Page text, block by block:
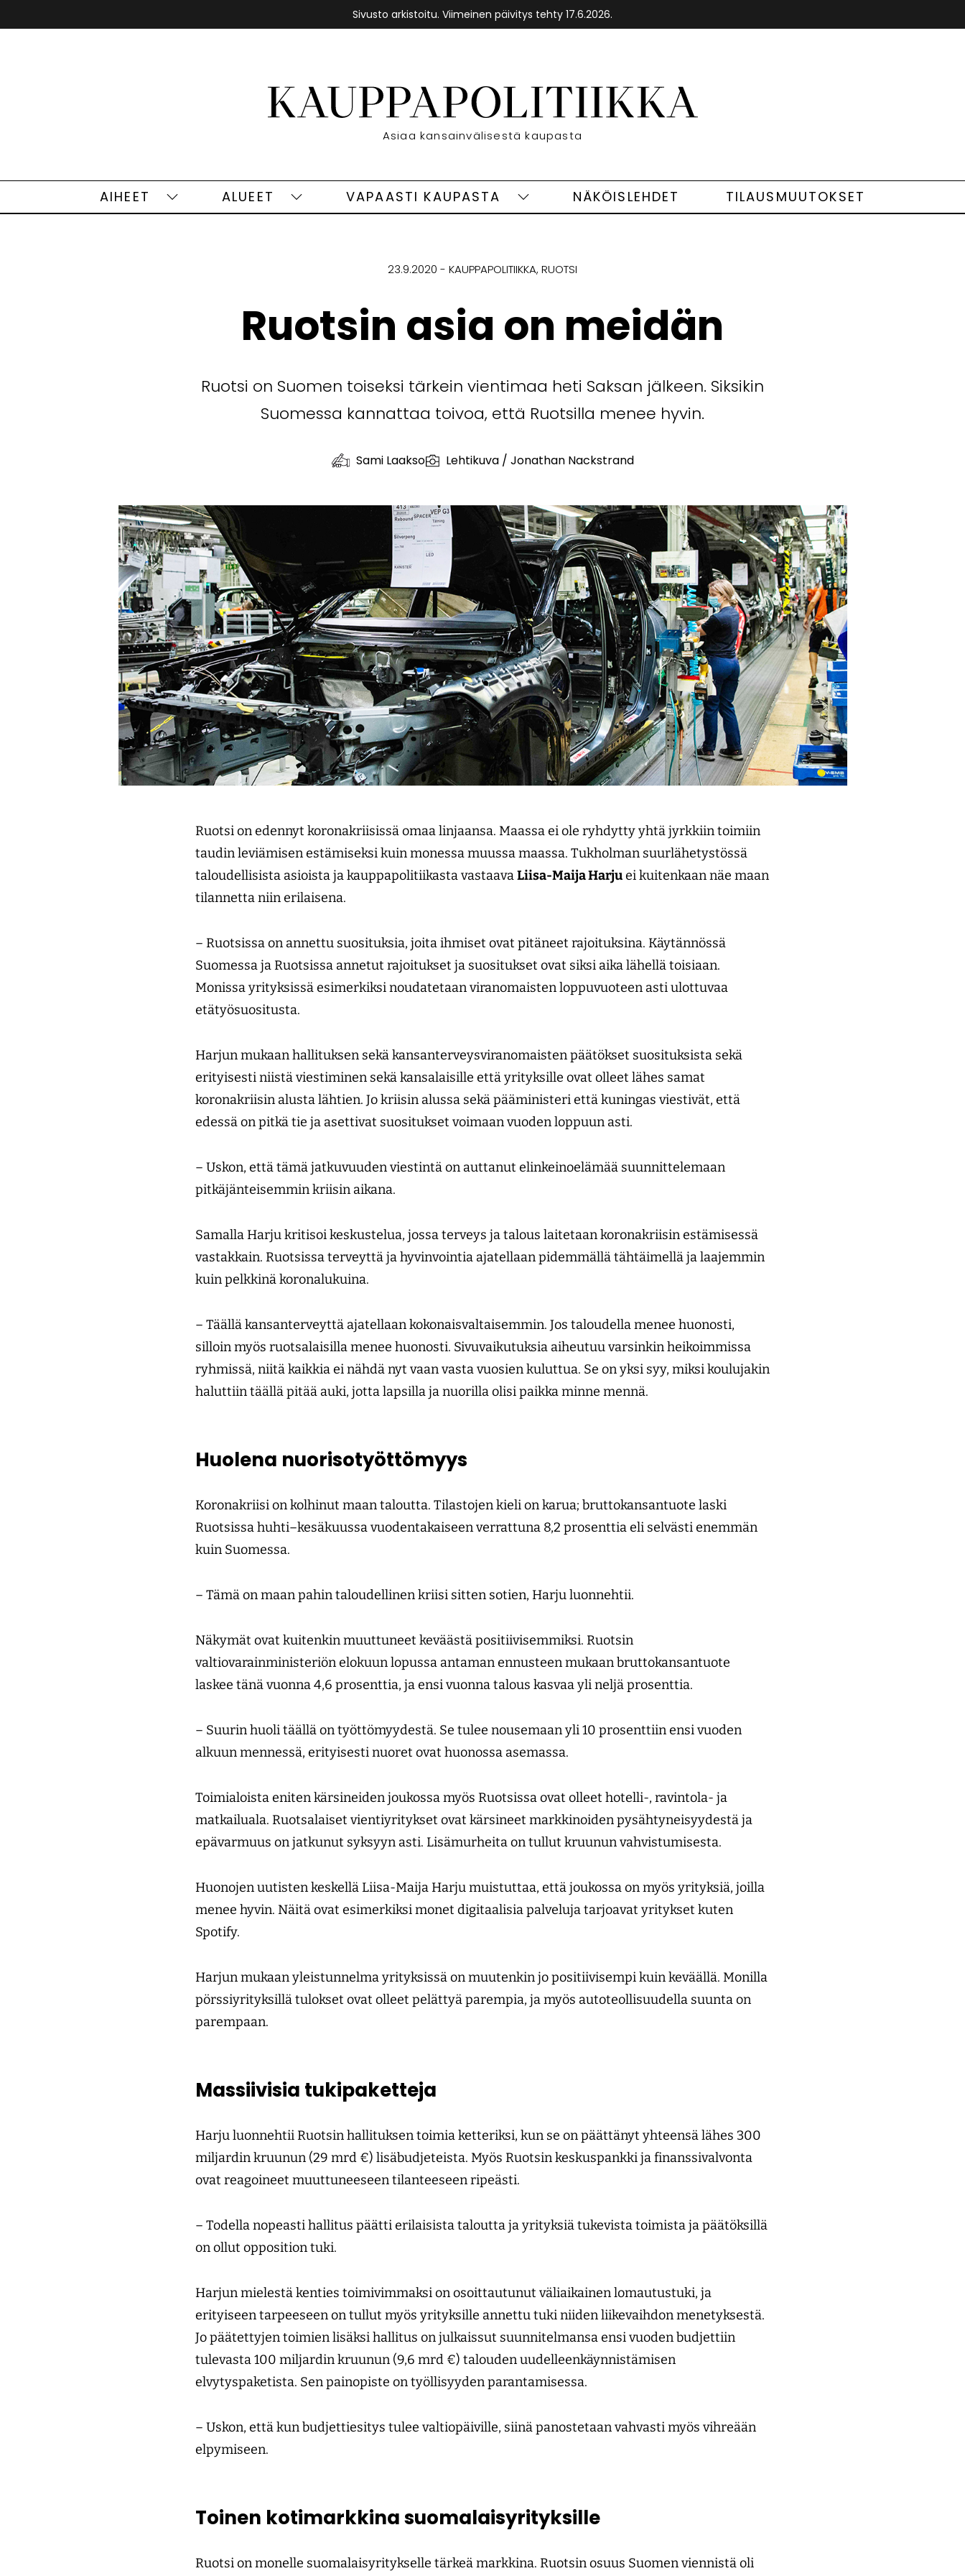
Sivusto arkistoitu. Viimeinen päivitys tehty 17.6.2026.
Etusivu
Asiaa kansainvälisestä kaupasta
AIHEET
Aiheet
ALUEET
Alueet
VAPAASTI KAUPASTA
VapaastiNÄKÖISLEHDET TILAUSMUUTOKSET
23.9.2020 KAUPPAPOLITIIKKA RUOTSI
Ruotsin asia on meidän
Ruotsi on Suomen toiseksi tärkein vientimaa heti Saksan jälkeen. Siksikin
Suomessa kannattaa toivoa, että Ruotsilla menee hyvin.
Sami Laakso Lehtikuva / Jonathan Nackstrand
Ruotsi on edennyt koronakriisissä omaa linjaansa. Maassa ei ole ryhdytty yhtä jyrkkiin toimiin
taudin leviämisen estämiseksi kuin monessa muussa maassa. Tukholman suurlähetystössä
taloudellisista asioista ja kauppapolitiikasta vastaavaLiisa-Maija Harjuei kuitenkaan näe maan
tilannetta niin erilaisena.
– Ruotsissa on annettu suosituksia, joita ihmiset ovat pitäneet rajoituksina. Käytännössä
Suomessa ja Ruotsissa annetut rajoitukset ja suositukset ovat siksi aika lähellä toisiaan.
Monissa yrityksissä esimerkiksi noudatetaan viranomaisten loppuvuoteen asti ulottuvaa
etätyösuositusta.
Harjun mukaan hallituksen sekä kansanterveys­viranomaisten päätökset suosituksista sekä
erityisesti niistä viestiminen sekä kansalaisille että yrityksille ovat olleet lähes samat
koronakriisin alusta lähtien. Jo kriisin alussa sekä pääministeri että kuningas viestivät, että
edessä on pitkä tie ja asettivat suositukset voimaan vuoden loppuun asti.
– Uskon, että tämä jatkuvuuden viestintä on auttanut elinkeinoelämää suunnittelemaan
pitkäjänteisemmin kriisin aikana.
Samalla Harju kritisoi keskustelua, jossa terveys ja talous laitetaan koronakriisin estämisessä
vastakkain. Ruotsissa terveyttä ja hyvinvointia ajatellaan pidemmällä tähtäimellä ja laajemmin
kuin pelkkinä koronalukuina.
– Täällä kansanterveyttä ajatellaan kokonais­valtaisemmin. Jos taloudella menee huonosti,
silloin myös ruotsalaisilla menee huonosti. Sivuvaikutuksia aiheutuu varsinkin heikoimmissa
ryhmissä, niitä kaikkia ei nähdä nyt vaan vasta vuosien kuluttua. Se on yksi syy, miksi koulujakin
haluttiin täällä pitää auki, jotta lapsilla ja nuorilla olisi paikka minne mennä.
Huolena nuorisotyöttömyys
Koronakriisi on kolhinut maan taloutta. Tilastojen kieli on karua; bruttokansantuote laski
Ruotsissa huhti–kesäkuussa vuodentakaiseen verrattuna 8,2 prosenttia eli selvästi enemmän
kuin Suomessa.
– Tämä on maan pahin taloudellinen kriisi sitten sotien, Harju luonnehtii.
Näkymät ovat kuitenkin muuttuneet keväästä positiivisemmiksi. Ruotsin
valtiovarainministeriön elokuun lopussa antaman ennusteen mukaan bruttokansantuote
laskee tänä vuonna 4,6 prosenttia, ja ensi vuonna talous kasvaa yli neljä prosenttia.
– Suurin huoli täällä on työttömyydestä. Se tulee nousemaan yli 10 prosenttiin ensi vuoden
alkuun mennessä, erityisesti nuoret ovat huonossa ase­massa.
Toimialoista eniten kärsineiden joukossa myös Ruotsissa ovat olleet hotelli-, ravintola- ja
matkailu­ala. Ruotsalaiset vientiyritykset ovat kärsineet markkinoiden pysähtyneisyydestä ja
epävarmuus on jatkunut syksyyn asti. Lisämurheita on tullut kruunun vahvistumisesta.
Huonojen uutisten keskellä Liisa-Maija Harju muistuttaa, että joukossa on myös yrityksiä, joilla
menee hyvin. Näitä ovat esimerkiksi monet digitaalisia palveluja tarjoavat yritykset kuten
Spotify.
Harjun mukaan yleistunnelma yrityksissä on muutenkin jo positiivisempi kuin keväällä. Monilla
pörssi­yrityksillä tulokset ovat olleet pelättyä parempia, ja myös autoteollisuudella suunta on
parempaan.
Massiivisia tukipaketteja
Harju luonnehtii Ruotsin hallituksen toimia ketteriksi, kun se on päättänyt yhteensä lähes 300
miljardin kruunun (29 mrd €) lisäbudjeteista. Myös Ruotsin keskuspankki ja finanssivalvonta
ovat reagoineet muuttuneeseen tilanteeseen ripeästi.
– Todella nopeasti hallitus päätti erilaisista ta­loutta ja yrityksiä tukevista toimista ja päätöksillä
on ollut opposition tuki.
Harjun mielestä kenties toimivimmaksi on osoittautunut väliaikainen lomautustuki, ja
erityiseen tarpeeseen on tullut myös yrityksille annettu tuki niiden liikevaihdon menetyksestä.
Jo päätettyjen toimien lisäksi hallitus on julkaissut suunnitelmansa ensi vuoden budjettiin
tulevasta 100 miljardin kruunun (9,6 mrd €) talouden uudelleenkäynnistämisen
elvytyspaketista. Sen painopiste on työllisyyden parantamisessa.
– Uskon, että kun budjettiesitys tulee valtiopäiville, siinä panostetaan vahvasti myös vihreään
elpymiseen.
Toinen kotimarkkina suomalaisyrityksille
Ruotsi on monelle suomalaisyritykselle tärkeä markkina. Ruotsin osuus Suomen viennistä oli